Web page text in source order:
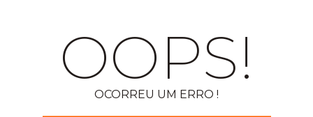
OOPS!
OCORREU UM ERRO !